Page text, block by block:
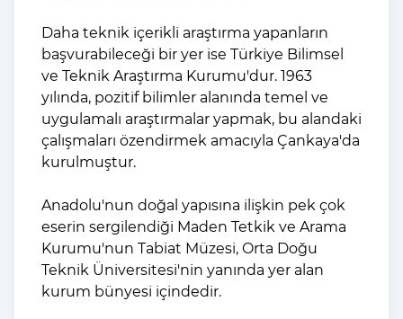
Daha teknik içerikli araştırma yapanların
başvurabileceği bir yer ise Türkiye Bilimsel
ve Teknik Araştırma Kurumu'dur. 1963
yılında, pozitif bilimler alanında temel ve
uygulamalı araştırmalar yapmak, bu alandaki
çalışmaları özendirmek amacıyla Çankaya'da
kurulmuştur.
Anadolu'nun doğal yapısına ilişkin pek çok
eserin sergilendiği Maden Tetkik ve Arama
Kurumu'nun Tabiat Müzesi, Orta Doğu
Teknik Üniversitesi'nin yanında yer alan
kurum bünyesi içindedir.